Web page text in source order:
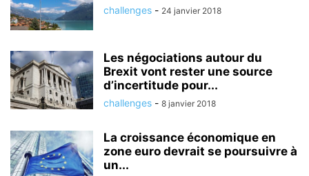
challenges - 24 janvier 2018
Les négociations autour du
Brexit vont rester une source
d’incertitude pour...
challenges - 8 janvier 2018
La croissance économique en
zone euro devrait se poursuivre à
un...